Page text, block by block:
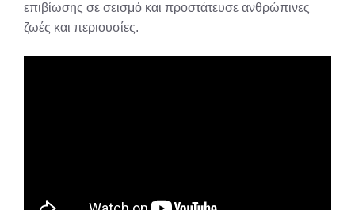
επιβίωσης σε σεισμό και προστάτευσε ανθρώπινες
ζωές και περιουσίες.